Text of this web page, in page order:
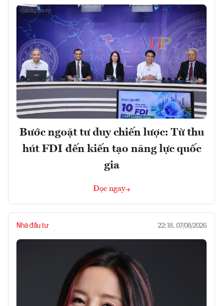
Bước ngoặt tư duy chiến lược: Từ thu
hút FDI đến kiến tạo năng lực quốc
gia
Đọc ngay
Nhà đầu tư 22:18, 07/08/2026